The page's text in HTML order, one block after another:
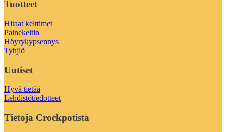
Tuotteet
Hitaat keittimet
Painekeitin
Höyrykypsennys
Tyhjiö
Uutiset
Hyvä tietää
Lehdistötiedotteet
Tietoja Crockpotista